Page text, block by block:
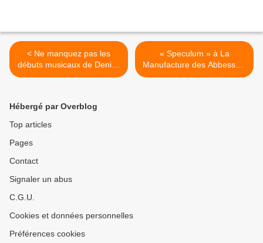
< Ne manquez pas les
débuts musicaux de Denize
!
« Speculum » à La
Manufacture des Abbesses,
nous y étions ! >
Hébergé par Overblog
Top articles
Pages
Contact
Signaler un abus
C.G.U.
Cookies et données personnelles
Préférences cookies